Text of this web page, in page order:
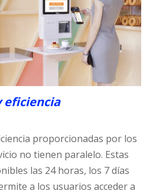
eficiencia
proporcionadas por los
no tienen paralelo. Estas
las 24 horas, los 7 días
a los usuarios acceder a